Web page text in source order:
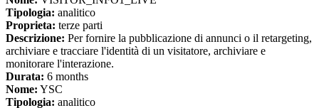
Tipologia: analitico
Proprieta: terze parti
Descrizione: Per fornire la pubblicazione di annunci o il retargeting,
archiviare e tracciare l'identità di un visitatore, archiviare e
monitorare l'interazione.
Durata: 6 months
Nome: YSC
Tipologia: analitico